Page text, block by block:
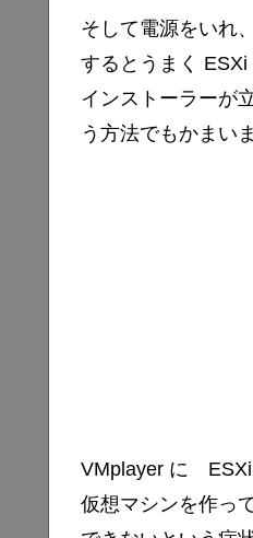
そして電源をいれ
するとうまく ESXi
インストーラーが
う方法でもかまい
VMplayer に ESXi
仮想マシンを作っ